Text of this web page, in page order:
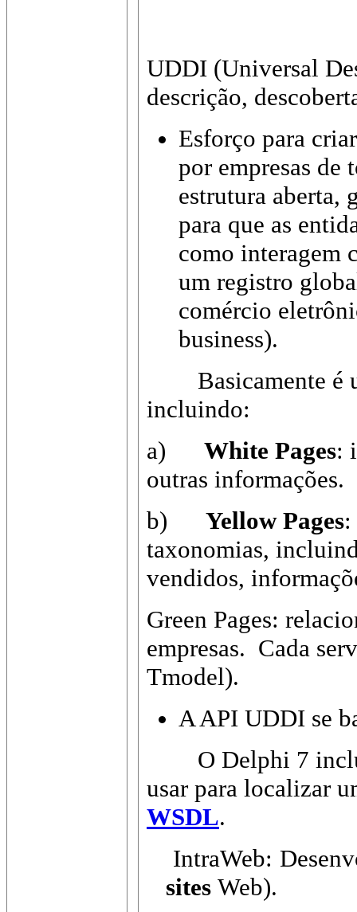
UDDI (Universal
descrição,
Esforço para
por empresas
estrutura aberta,
para que as
como interagem
um registro
comércio
business).
Basicamente é
incluindo:
a) White Pages:
outras informações.
b) Yellow Pages:
taxonomias,
vendidos,
Green Pages:
empresas. Cada
Tmodel).
A API UDDI se
O Delphi 7 inclui
usar para localizar
WSDL.
IntraWeb:
sites Web).